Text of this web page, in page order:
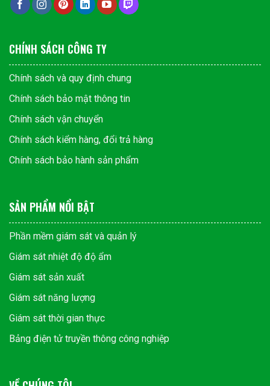
CHÍNH SÁCH CÔNG TY
Chính sách và quy định chung
Chính sách bảo mật thông tin
Chính sách vận chuyển
Chính sách kiểm hàng, đổi trả hàng
Chính sách bảo hành sản phẩm
SẢN PHẨM NỔI BẬT
Phần mềm giám sát và quản lý
Giám sát nhiệt độ độ ẩm
Giám sát sản xuất
Giám sát năng lượng
Giám sát thời gian thực
Bảng điện tử truyền thông công nghiệp